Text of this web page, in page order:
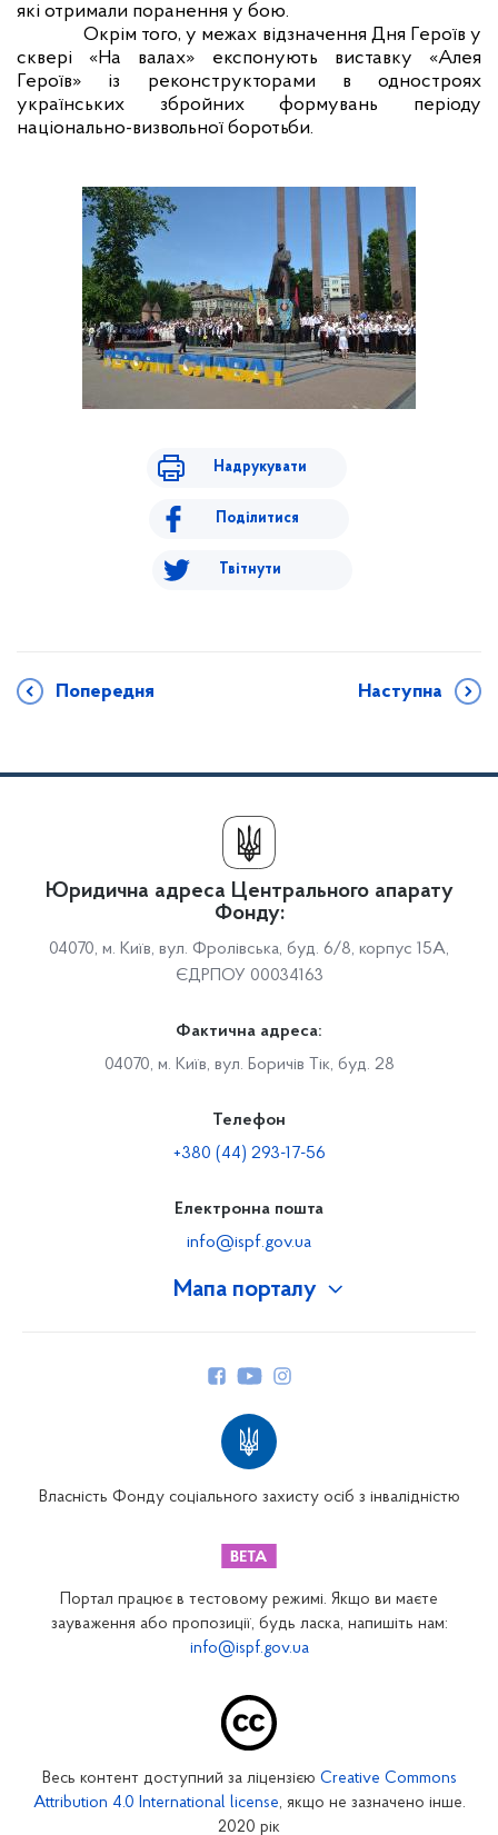
які отримали поранення у бою.
Окрім того, у межах відзначення Дня Героїв у
сквері «На валах» експонують виставку «Алея
Героїв» із реконструкторами в одностроях
українських збройних формувань періоду
національно-визвольної боротьби.
Надрукувати
Поділитися
Твітнути
Попередня Наступна
Мапа порталу
Закарпатське відділення
Запорізьке відділення
Кіровоградське відділення
Юридична адреса Центрального апарату
Фонду:
04070, м. Київ, вул. Фролівська, буд. 6/8, корпус 15А,
ЄДРПОУ 00034163
Фактична адреса:
04070, м. Київ, вул. Боричів Тік, буд. 28
Телефон
+380 (44) 293-17-56
Електронна пошта
info@ispf.gov.ua
Власність Фонду соціального захисту осіб з інвалідністю
Портал працює в тестовому режимі. Якщо ви маєте
зауваження або пропозиції, будь ласка, напишіть нам:
info@ispf.gov.ua
Весь контент доступний за ліцензією Creative Commons
Attribution 4.0 International license, якщо не зазначено інше.
2020 рік